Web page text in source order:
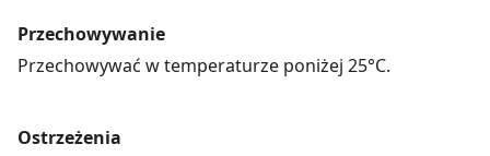
Przechowywanie
Przechowywać w temperaturze poniżej 25°C.
Ostrzeżenia